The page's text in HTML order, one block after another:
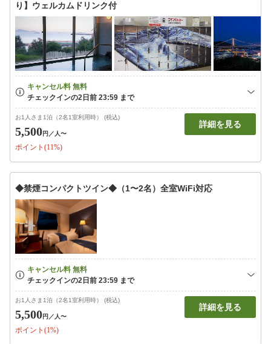
り】ウェルカムドリンク付
お1人さま1泊（2名1室利用時） (税込)
5,500円 ／人〜
ポイント(11%)
詳細を見る
◆禁煙コンパクトツイン◆（1〜2名）全室WiFi対応
お1人さま1泊（2名1室利用時） (税込)
5,500円 ／人〜
ポイント(1%)
詳細を見る